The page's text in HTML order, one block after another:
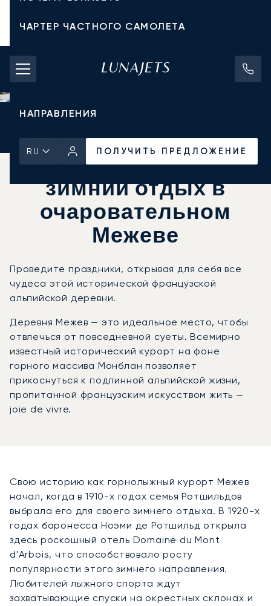
ЧАРТЕР ЧАСТНОГО САМОЛЕТА
СТОИМОСТЬ ЧАРТЕРА
ЧАСТНЫЕ САМОЛЕТЫ
НАПРАВЛЕНИЯ
RU ПОЛУЧИТЬ ПРЕДЛОЖЕНИЕ
Незабываемый
зимний отдых в
очаровательном
Межеве
Проведите праздники, открывая для себя все
чудеса этой исторической французской
альпийской деревни.
Деревня Межев — это идеальное место, чтобы
отвлечься от повседневной суеты. Всемирно
известный исторический курорт на фоне
горного массива Монблан позволяет
прикоснуться к подлинной альпийской жизни,
пропитанной французским искусством жить —
joie de vivre.
Свою историю как горнолыжный курорт Межев
начал, когда в 1910-х годах семья Ротшильдов
выбрала его для своего зимнего отдыха. В 1920-х
годах баронесса Ноэми де Ротшильд открыла
здесь роскошный отель Domaine du Mont
d'Arbois, что способствовало росту
популярности этого зимнего направления.
Любителей лыжного спорта ждут
захватывающие спуски на окрестных склонах и